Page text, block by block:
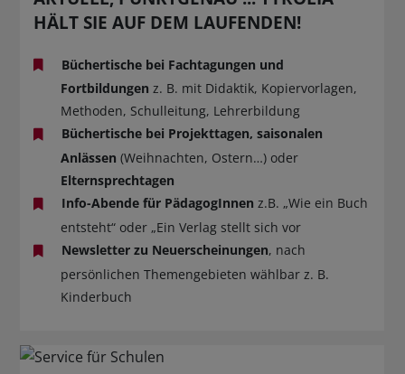
HÄLT SIE AUF DEM LAUFENDEN!
Büchertische bei Fachtagungen und
Fortbildungen z. B. mit Didaktik, Kopiervorlagen,
Methoden, Schulleitung, Lehrerbildung
Büchertische bei Projekttagen, saisonalen
Anlässen (Weihnachten, Ostern…) oder
Elternsprechtagen
Info-Abende für PädagogInnenz.B. „Wie ein Buch
entsteht“ oder „Ein Verlag stellt sich vor
Newsletter zu Neuerscheinungen, nach
persönlichen Themengebieten wählbar z. B.
Kinderbuch